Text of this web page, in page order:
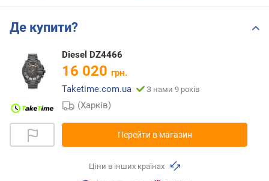
Де купити?
Diesel DZ4466
16 020 грн.
Taketime.com.ua
З нами 9 років
(Харків)
Перейти в магазин
Ціни в інших країнах